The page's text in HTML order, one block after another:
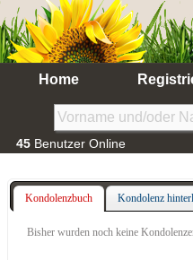
Home
45 Benutzer Online
Kondolenzbuch Kondolenz
Bisher wurden noch keine